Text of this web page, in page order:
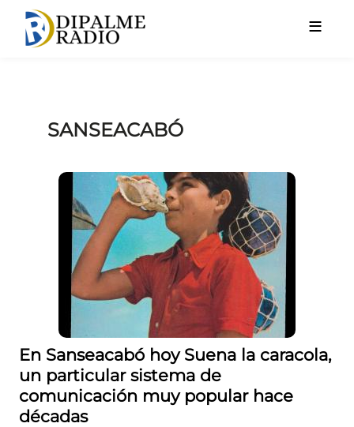
SANSEACABÓ
En Sanseacabó hoy Suena la caracola,
un particular sistema de
comunicación muy popular hace
décadas